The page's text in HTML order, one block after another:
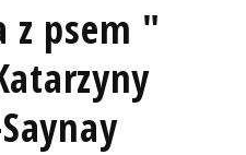
z psem "